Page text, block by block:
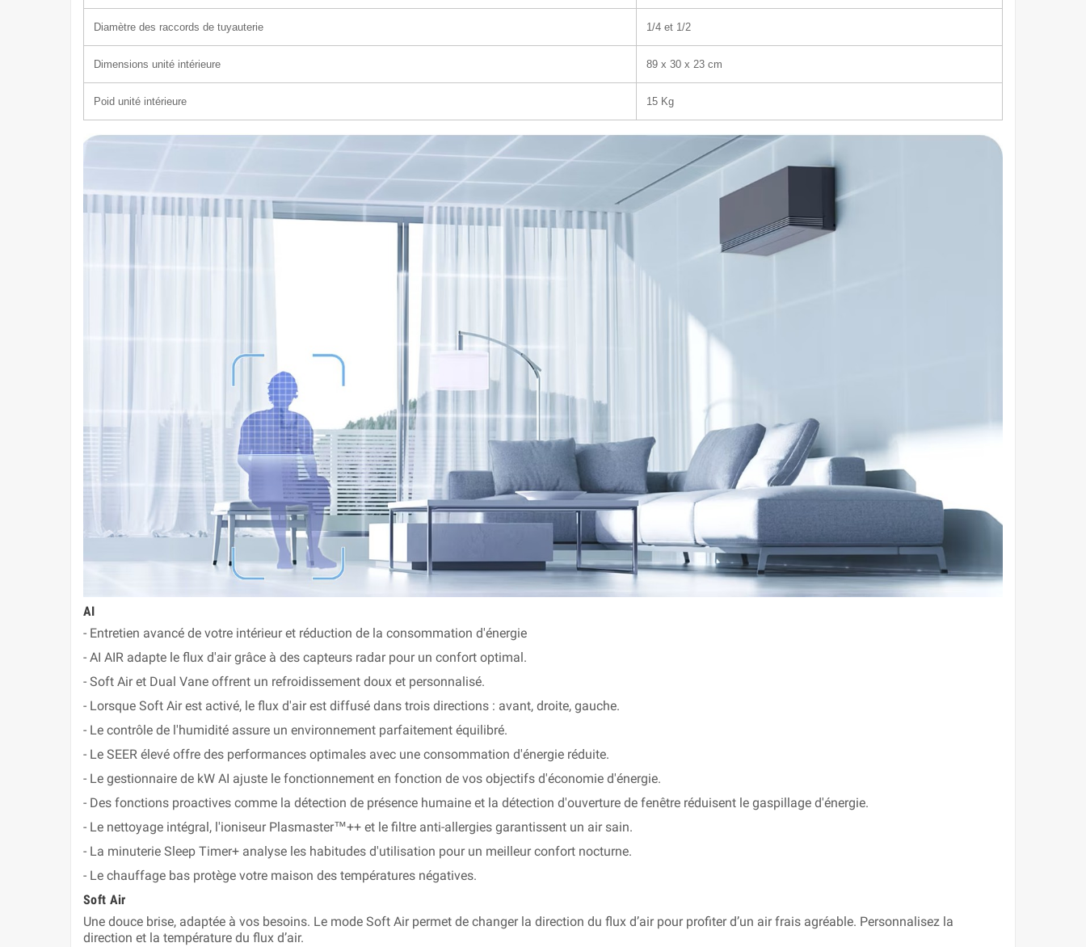
Diamètre des raccords de tuyauterie 1/4 et 1/2
Dimensions unité intérieure 89 x 30 x 23 cm
Poid unité intérieure 15 Kg
AI
- Entretien avancé de votre intérieur et réduction de la consommation d'énergie
- AI AIR adapte le flux d'air grâce à des capteurs radar pour un confort optimal.
- Soft Air et Dual Vane offrent un refroidissement doux et personnalisé.
- Lorsque Soft Air est activé, le flux d'air est diffusé dans trois directions : avant, droite, gauche.
- Le contrôle de l'humidité assure un environnement parfaitement équilibré.
- Le SEER élevé offre des performances optimales avec une consommation d'énergie réduite.
- Le gestionnaire de kW AI ajuste le fonctionnement en fonction de vos objectifs d'économie d'énergie.
- Des fonctions proactives comme la détection de présence humaine et la détection d'ouverture de fenêtre réduisent le gaspillage d'énergie.
- Le nettoyage intégral, l'ioniseur Plasmaster™++ et le filtre anti-allergies garantissent un air sain.
- La minuterie Sleep Timer+ analyse les habitudes d'utilisation pour un meilleur confort nocturne.
- Le chauffage bas protège votre maison des températures négatives.
Soft Air
Une douce brise, adaptée à vos besoins. Le mode Soft Air permet de changer la direction du flux d’air pour profiter d’un air frais agréable. Personnalisez la
direction et la température du flux d’air.